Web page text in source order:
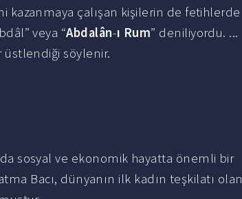
çalışan kişilerin de fetihlerde
veya “Abdalân-ı Rum” deniliyordu. ...
söylenir.
sosyal ve ekonomik hayatta önemli bir
Bacı, dünyanın ilk kadın teşkilatı olan